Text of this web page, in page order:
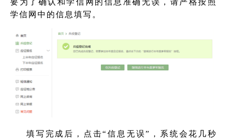
要为了确认和学信网的信息准确无误，请严格按照
学信网中的信息填写。
填写完成后，点击“信息无误”，系统会花几秒